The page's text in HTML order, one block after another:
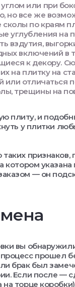
или при
но все же
по краям
углубления на
вздутия,
включений в
к декору.
на плитку на
отличаться
трещины на
плиту, и
у плитки
котором
— он
вы
прошел
брак был
Если после —
торце